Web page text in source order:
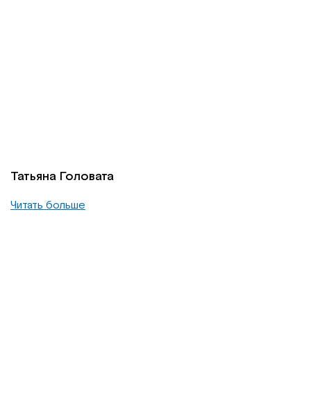
Татьяна Головата
Читать больше